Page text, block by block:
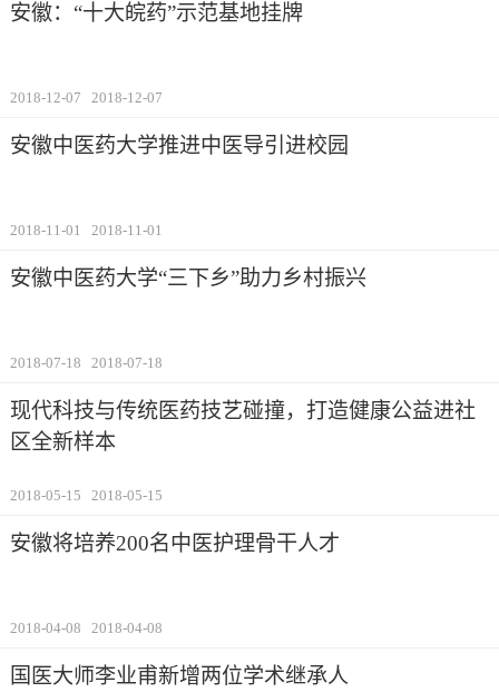
安徽：“十大皖药”示范基地挂牌
2018-12-07 2018-12-07
安徽中医药大学推进中医导引进校园
2018-11-01 2018-11-01
安徽中医药大学“三下乡”助力乡村振兴
2018-07-18 2018-07-18
现代科技与传统医药技艺碰撞，打造健康公益进社
区全新样本
2018-05-15 2018-05-15
安徽将培养200名中医护理骨干人才
2018-04-08 2018-04-08
国医大师李业甫新增两位学术继承人